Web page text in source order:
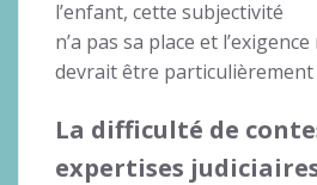
l’enfant, cette subjectivité
n’a pas sa place et
devrait être
La difficulté de
expertises